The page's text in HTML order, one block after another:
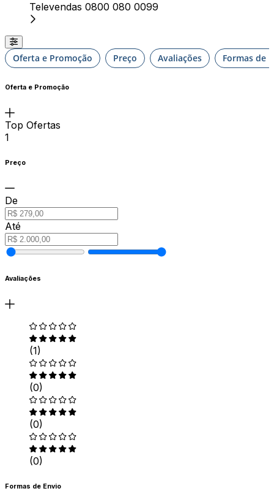
Televendas 0800 080 0099
Oferta e Promoção Preço Avaliações Formas de
Oferta e Promoção
Top Ofertas
1
Preço
De
Até
Avaliações
(1)
(0)
(0)
(0)
Formas de Envio